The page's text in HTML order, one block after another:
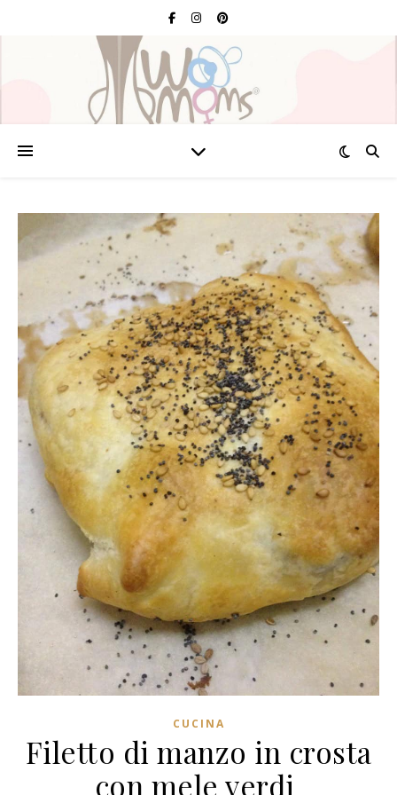
CUCINA
Filetto di manzo in crosta
con mele verdi